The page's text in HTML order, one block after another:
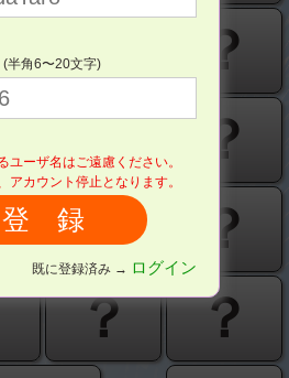
？
？
？
？
？
？
？
？
(半角6〜20文字)
ユーザ名はご遠慮ください。
アカウント停止となります。
既に登録済み → ログイン